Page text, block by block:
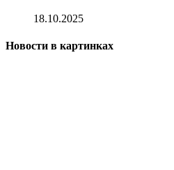
18.10.2025
Новости в картинках